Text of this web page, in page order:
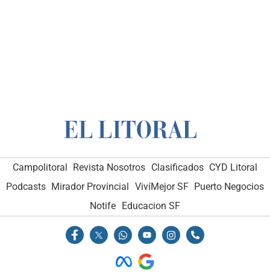
Campolitoral Revista Nosotros Clasificados CYD Litoral
Podcasts Mirador Provincial VivíMejor SF Puerto Negocios
Notife Educacion SF